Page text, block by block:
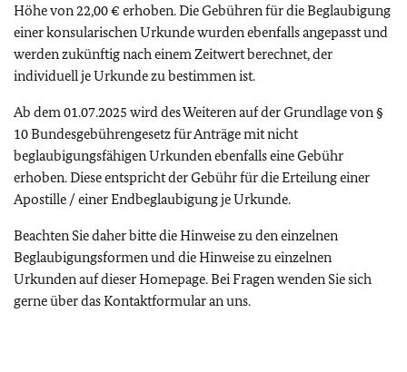
Höhe von 22,00 € erhoben. Die Gebühren für die Beglaubigung
einer konsularischen Urkunde wurden ebenfalls angepasst und
werden zukünftig nach einem Zeitwert berechnet, der
individuell je Urkunde zu bestimmen ist.
Ab dem 01.07.2025 wird des Weiteren auf der Grundlage von §
10 Bundesgebührengesetz für Anträge mit nicht
beglaubigungsfähigen Urkunden ebenfalls eine Gebühr
erhoben. Diese entspricht der Gebühr für die Erteilung einer
Apostille / einer Endbeglaubigung je Urkunde.
Beachten Sie daher bitte die Hinweise zu den einzelnen
Beglaubigungsformen und die Hinweise zu einzelnen
Urkunden auf dieser Homepage. Bei Fragen wenden Sie sich
gerne über das Kontaktformular an uns.